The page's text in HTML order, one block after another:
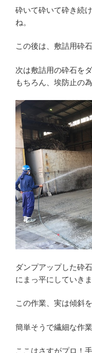
砕いて砕いて砕き続
ね。
この後は、敷詰用砕
次は敷詰用の砕石を
もちろん、埃防止の
ダンプアップした砕
にまっ平にしていきま
この作業、実は傾斜
簡単そうで繊細な作
ここはさすがプロ！